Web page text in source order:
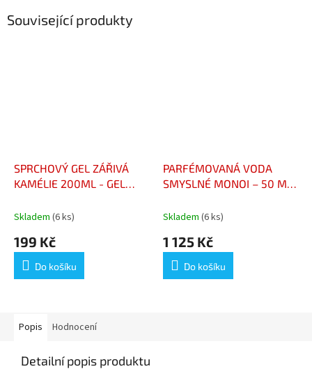
Související produkty
SPRCHOVÝ GEL ZÁŘIVÁ
KAMÉLIE 200ML - GEL
ÉCLATANT 200 ML
Skladem (6 ks)
199 Kč
Do košíku
PARFÉMOVANÁ VODA
SMYSLNÉ MONOI – 50 ML
SENSUEL – 50 ML
Skladem (6 ks)
1 125 Kč
Do košíku
Popis Hodnocení
Detailní popis produktu